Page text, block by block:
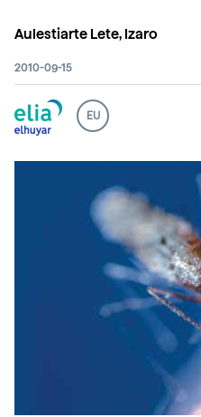
Aulestiarte Lete, Izaro
2010-09-15
EU